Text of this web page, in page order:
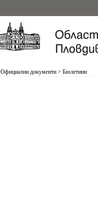
Официални документи > Бюлетини